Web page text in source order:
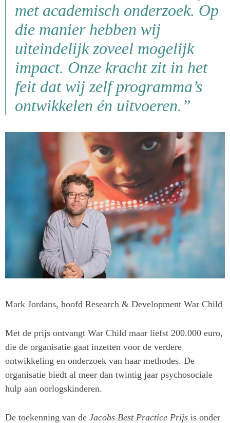
met academisch onderzoek. Op
die manier hebben wij
uiteindelijk zoveel mogelijk
impact. Onze kracht zit in het
feit dat wij zelf programma’s
ontwikkelen én uitvoeren.”
Mark Jordans, hoofd Research & Development War Child
Met de prijs ontvangt War Child maar liefst 200.000 euro,
die de organisatie gaat inzetten voor de verdere
ontwikkeling en onderzoek van haar methodes. De
organisatie biedt al meer dan twintig jaar psychosociale
hulp aan oorlogskinderen.
De toekenning van de Jacobs Best Practice Prijs is onder